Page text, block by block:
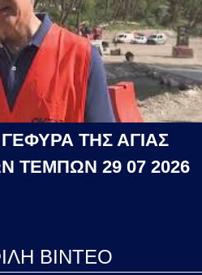
ΤΗΣ ΑΓΙΑΣ
ΤΕΜΠΩΝ 29 07 2026
ΒΙΝΤΕΟ